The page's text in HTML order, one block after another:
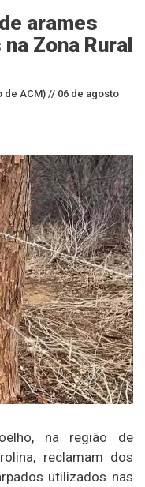
arames
Zona Rural
de ACM) // 06 de agosto
na região de
reclamam dos
utilizados nas